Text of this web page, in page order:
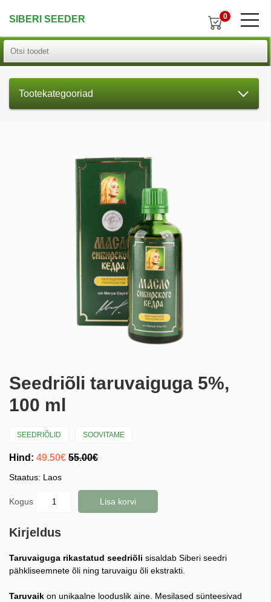
SIBERI SEEDER 0
Tootekategooriad
Seedriõli taruvaiguga 5%,
100 ml
SEEDRIÕLID SOOVITAME
Hind: 49.50€ 55.00€
Staatus: Laos
Kogus Lisa korvi
Kirjeldus
Taruvaiguga rikastatud seedriõli sisaldab Siberi seedri
pähkliseemnete õli ning taruvaigu õli ekstrakti.
Taruvaik on unikaalne looduslik aine. Mesilased sünteesivad